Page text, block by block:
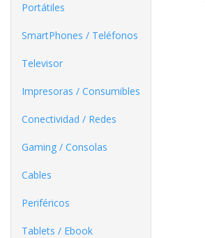
Portátiles
SmartPhones / Teléfonos
Televisor
Impresoras / Consumibles
Conectividad / Redes
Gaming / Consolas
Cables
Periféricos
Tablets / Ebook